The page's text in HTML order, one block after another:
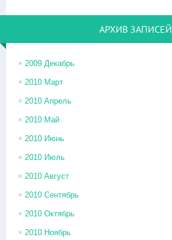
АРХИВ ЗАПИСЕЙ
2009 Декабрь
2010 Март
2010 Апрель
2010 Май
2010 Июнь
2010 Июль
2010 Август
2010 Сентябрь
2010 Октябрь
2010 Ноябрь